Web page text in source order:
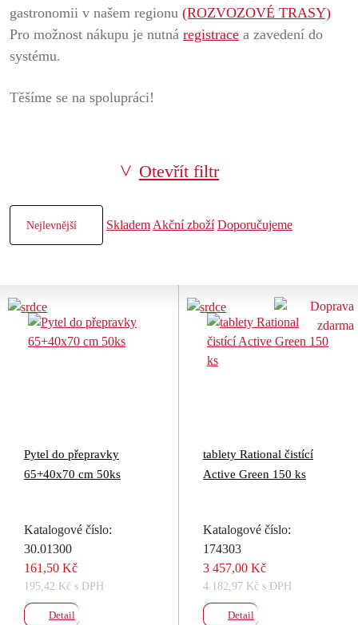
gastronomii v našem regionu (ROZVOZOVÉ TRASY)
Pro možnost nákupu je nutná registrace a zavedení do
systému.
Těšíme se na spolupráci!
Otevřít filtr
Skladem Akční zboží Doporučujeme
Pytel do přepravky
65+40x70 cm 50ks
Katalogové číslo:
30.01300
161,50 Kč
195,42 Kč s DPH
Detail
tablety Rational čistící
Active Green 150 ks
Katalogové číslo:
174303
3 457,00 Kč
4 182,97 Kč s DPH
Detail